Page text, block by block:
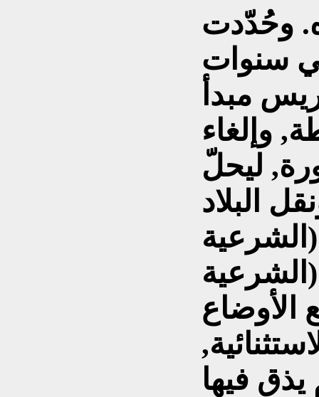
وحُدّدت
سنوات
مبدأ
وإلغاء
ليحلّ
البلاد
الأوضاع
يذق فيها